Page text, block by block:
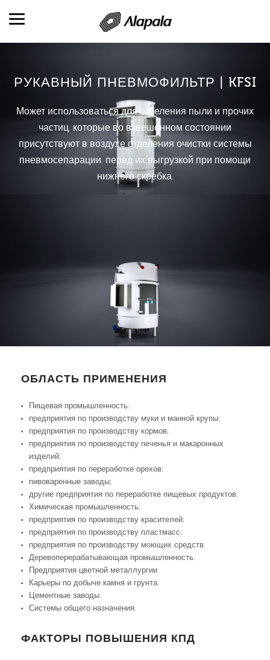
ОБЗОР
КОМПАНИЯ ALAPALA
ОБЛАСТИ ДЕЯТЕЛЬНОСТИ
КОНТАКТНАЯ ИНФОРМАЦИЯ
РУКАВНЫЙ ПНЕВМОФИЛЬТР | KFSI
Может использоваться для отделения пыли и прочих
частиц, которые во взвешенном состоянии
присутствуют в воздухе отделения очистки системы
пневмосепарации, перед их выгрузкой при помощи
нижнего скребка.
ОБЛАСТЬ ПРИМЕНЕНИЯ
Пищевая промышленность:
предприятия по производству муки и манной крупы;
предприятия по производству кормов;
предприятия по производству печенья и макаронных
изделий;
предприятия по переработке орехов;
пивоваренные заводы;
другие предприятия по переработке пищевых продуктов.
Химическая промышленность:
предприятия по производству красителей;
предприятия по производству пластмасс;
предприятия по производству моющих средств.
Деревоперерабатывающая промышленность.
Предприятия цветной металлургии.
Карьеры по добыче камня и грунта.
Цементные заводы.
Системы общего назначения.
ФАКТОРЫ ПОВЫШЕНИЯ КПД